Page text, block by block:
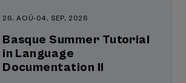
26. AOÛ-04. SEP, 2026
Basque Summer Tutorial
in Language
Documentation II